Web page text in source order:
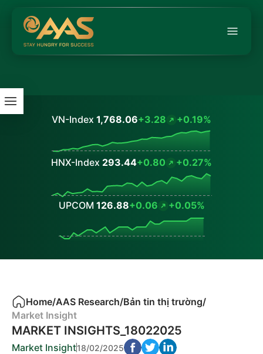
VN-Index 1,768.06+3.28 +0.19%
HNX-Index 293.44+0.80 +0.27%
UPCOM 126.88+0.06 +0.05%
Home/AAS Research/Bản tin thị trường/
Market Insight
MARKET INSIGHTS_18022025
Market Insight18/02/2025